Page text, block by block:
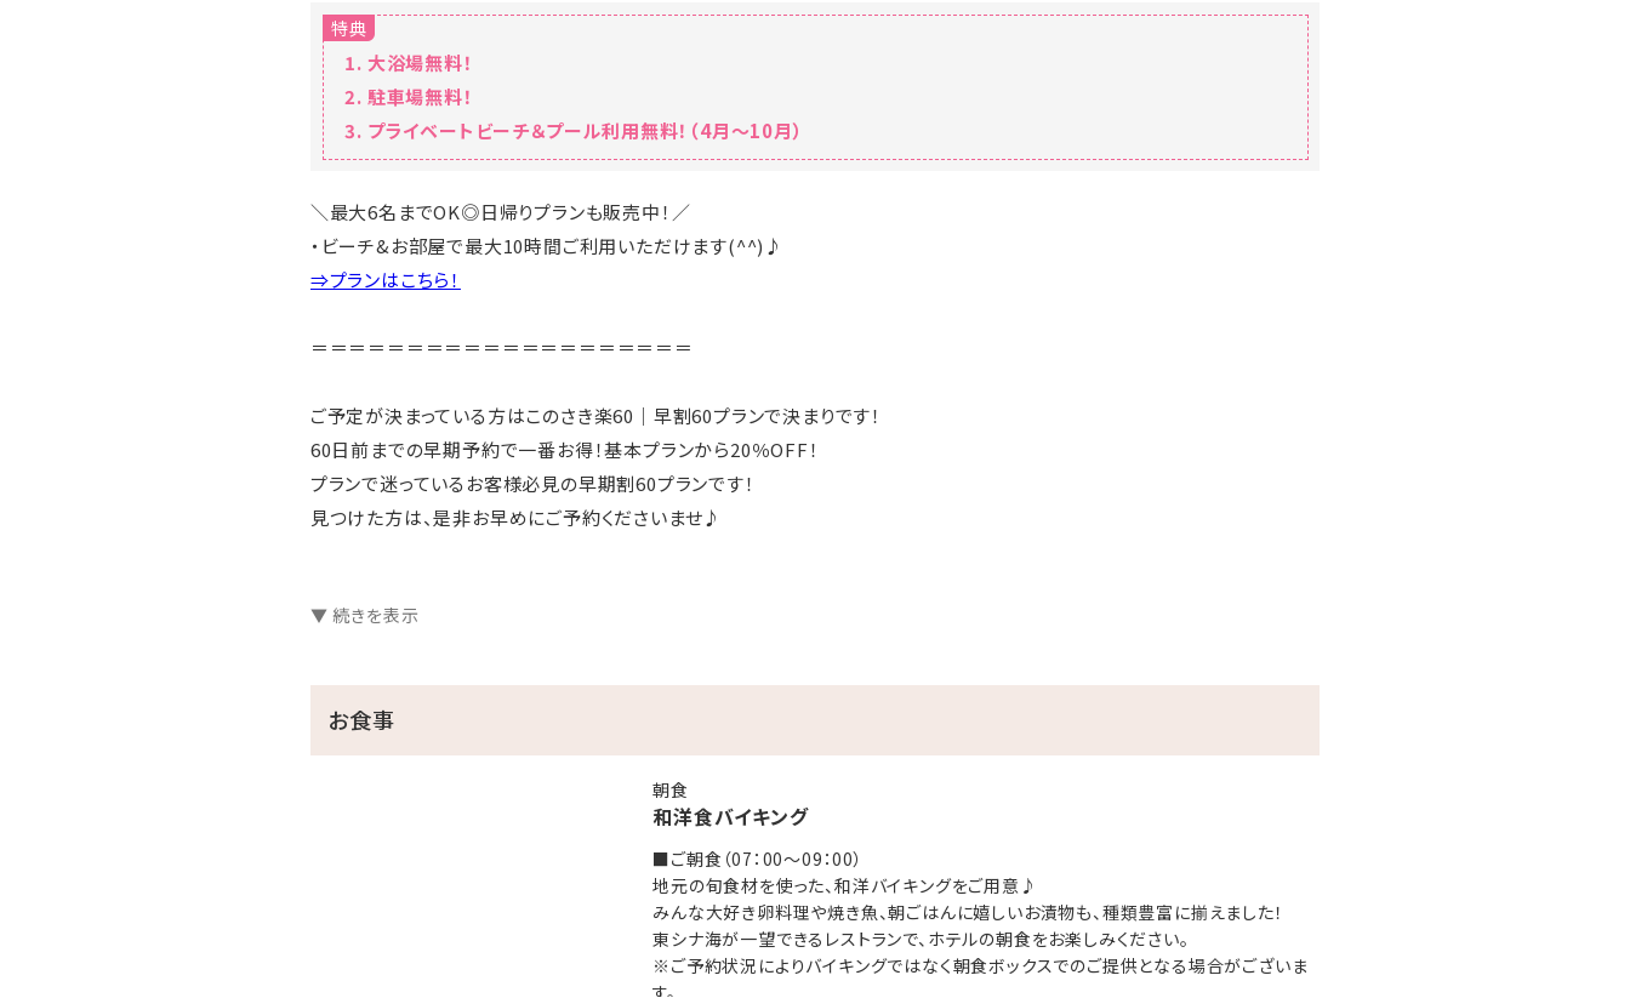
特典
大浴場無料！
駐車場無料！
プライベートビーチ＆プール利用無料！（4月～10月）
＼最大6名までOK◎日帰りプランも販売中！／
・ビーチ&お部屋で最大10時間ご利用いただけます(^^)♪
⇒プランはこちら！
＝＝＝＝＝＝＝＝＝＝＝＝＝＝＝＝＝＝＝＝
ご予定が決まっている方はこのさき楽60｜早割60プランで決まりです！
60日前までの早期予約で一番お得！基本プランから20％OFF！
プランで迷っているお客様必見の早期割60プランです！
見つけた方は、是非お早めにご予約くださいませ♪
■ご朝食（07：00～09：00）
地元の旬食材を使った、和洋バイキングをご用意♪
みんな大好き卵料理や焼き魚、朝ごはんに嬉しいお漬物も、種類豊富に揃えました！
東シナ海が一望できるレストランで、ホテルの朝食をお楽しみください。
※ご予約状況によりバイキングではなく朝食ボックスでのご提供となる場合がございます。
□沖縄と言えば海！ホテル目の前がプライベートビーチ♪
チェックイン後、お部屋で水着に着替えてビーチへ直行！
▼ 続きを表示
お食事
朝食
和洋食バイキング
■ご朝食（07：00～09：00）
地元の旬食材を使った、和洋バイキングをご用意♪
みんな大好き卵料理や焼き魚、朝ごはんに嬉しいお漬物も、種類豊富に揃えました！
東シナ海が一望できるレストランで、ホテルの朝食をお楽しみください。
※ご予約状況によりバイキングではなく朝食ボックスでのご提供となる場合がございま
す。